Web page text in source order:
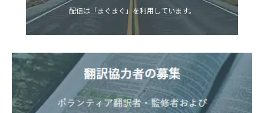
配信は「まぐまぐ」を利用しています。